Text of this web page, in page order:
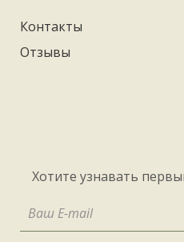
Контакты
Отзывы
Хотите узнавать